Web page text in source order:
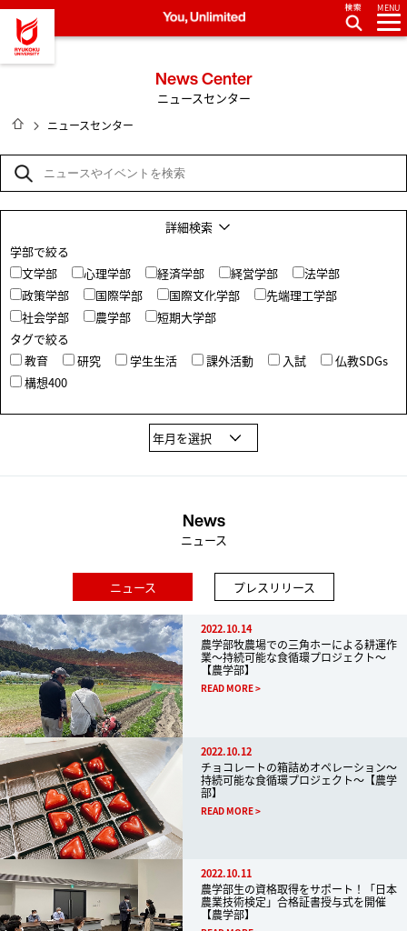
龍谷大学 You, Unlimited
MENU
News Center
ニュースセンター
HOME
ニュースセンター
詳細検索
学部で絞る
文学部
心理学部 経済学部 経営学部
法学部
政策学部
国際学部 国際文化学部
先端理工学部
社会学部
農学部
短期大学部
タグで絞る
教育
研究 学生生活 課外活動 入試
仏教SDGs
構想400
News
ニュース
ニュース プレスリリース
2022.10.14
農学部牧農場での三角ホーによる耕運作
業～持続可能な食循環プロジェクト～
【農学部】
READ MORE
2022.10.12
チョコレートの箱詰めオペレーション～
持続可能な食循環プロジェクト～【農学
部】
READ MORE
2022.10.11
農学部生の資格取得をサポート！「日本
農業技術検定」合格証書授与式を開催
【農学部】